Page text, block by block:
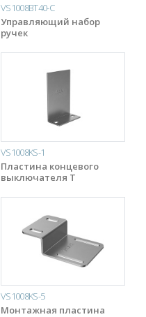
VS1008BT40-C
Управляющий набор
ручек
VS1008KS-1
Пластина концевого
выключателя T
VS1008KS-5
Монтажная пластина